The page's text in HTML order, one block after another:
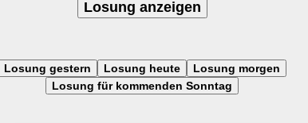
Losung anzeigen
Losung gestern Losung heute
Losung morgen
Losung für kommenden Sonntag